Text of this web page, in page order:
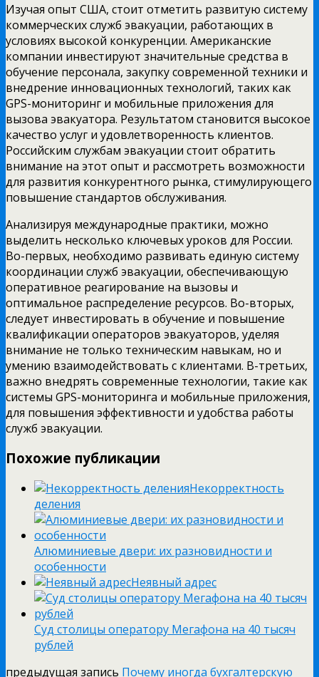
Изучая опыт США, стоит отметить развитую систему
коммерческих служб эвакуации, работающих в
условиях высокой конкуренции. Американские
компании инвестируют значительные средства в
обучение персонала, закупку современной техники и
внедрение инновационных технологий, таких как
GPS-мониторинг и мобильные приложения для
вызова эвакуатора. Результатом становится высокое
качество услуг и удовлетворенность клиентов.
Российским службам эвакуации стоит обратить
внимание на этот опыт и рассмотреть возможности
для развития конкурентного рынка, стимулирующего
повышение стандартов обслуживания.
Анализируя международные практики, можно
выделить несколько ключевых уроков для России.
Во-первых, необходимо развивать единую систему
координации служб эвакуации, обеспечивающую
оперативное реагирование на вызовы и
оптимальное распределение ресурсов. Во-вторых,
следует инвестировать в обучение и повышение
квалификации операторов эвакуаторов, уделяя
внимание не только техническим навыкам, но и
умению взаимодействовать с клиентами. В-третьих,
важно внедрять современные технологии, такие как
системы GPS-мониторинга и мобильные приложения,
для повышения эффективности и удобства работы
служб эвакуации.
Похожие публикации
Некорректность
деления
Алюминиевые двери: их разновидности и
особенности
Неявный адрес
Суд столицы оператору Мегафона на 40 тысяч
рублей
предыдущая запись Почему иногда бухгалтерскую